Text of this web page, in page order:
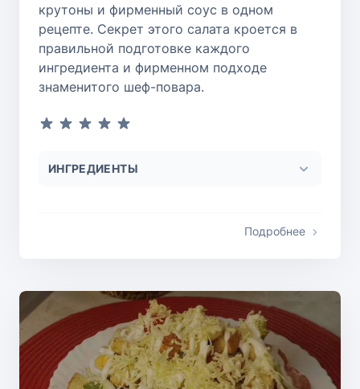
крутоны и фирменный соус в одном
рецепте. Секрет этого салата кроется в
правильной подготовке каждого
ингредиента и фирменном подходе
знаменитого шеф-повара.
ИНГРЕДИЕНТЫ
Подробнее